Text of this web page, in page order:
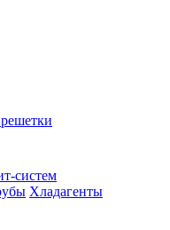
систем
Хладагенты